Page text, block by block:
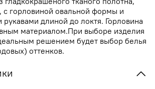
с горловиной овальной формы и
длиной до локтя. Горловина
материалом.При выборе изделия
решением будет выбор белья
оттенков.